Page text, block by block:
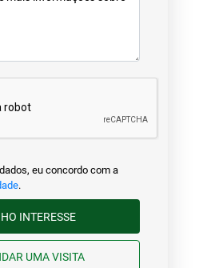
eu concordo com a
.
TENHO INTERESSE
AGENDAR UMA VISITA